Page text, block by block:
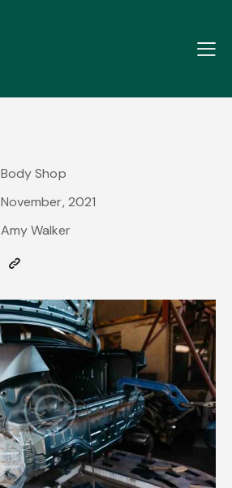
Body Shop
November, 2021
Amy Walker